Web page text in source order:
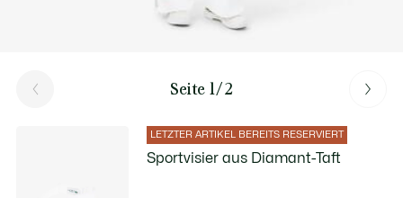
Seite 1/2
LETZTER ARTIKEL BEREITS RESERVIERT
Sportvisier aus Diamant-Taft